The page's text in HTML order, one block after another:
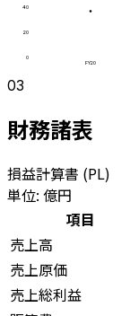
0
20
40
FY20
03
財務諸表
損益計算書 (PL)
単位: 億円
項目
売上高
売上原価
売上総利益